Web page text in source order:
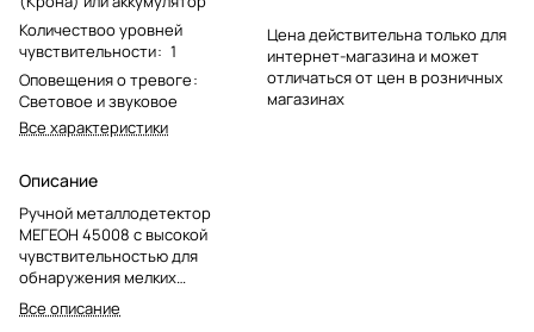
Количествоо уровней
чувствительности: 1
Оповещения о тревоге:
Световое и звуковое
Все характеристики
Описание
Ручной металлодетектор
МЕГЕОН 45008 с высокой
чувствительностью для
обнаружения мелких
металлических предметов.
Определяет размер и
Все описание
Цена действительна только для
интернет-магазина и может
отличаться от цен в розничных
магазинах